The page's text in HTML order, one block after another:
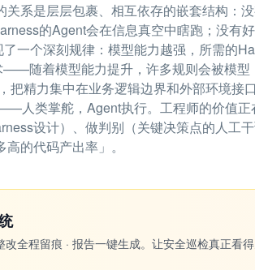
关系是层层包裹、相互依存的嵌套结构：
的Agent会在信息真空中瞎跑；没有
一个深刻规律：模型能力越强，所需的
随着模型能力提升，许多规则会被模型
把精力集中在业务逻辑边界和外部环境接
人类掌舵，Agent执行。工程师的价值
设计）、做判别（关键决策点的人工
的代码产出率」。
全程留痕 · 报告一键生成。让安全巡检真正看